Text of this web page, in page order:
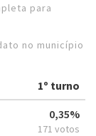
para
no município
1º turno
0,35%
171 votos